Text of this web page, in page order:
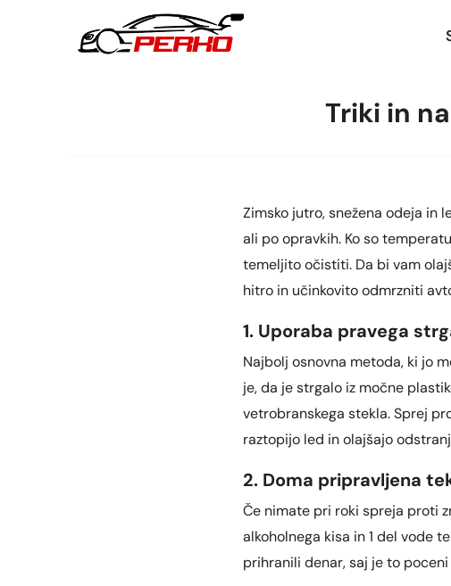
Triki in
Zimsko jutro, snežena odeja in
ali po opravkih. Ko so
temeljito očistiti. Da bi vam
hitro in učinkovito odmrzniti
1. Uporaba pravega
Najbolj osnovna metoda, ki jo
je, da je strgalo iz močne
vetrobranskega stekla. Sprej
raztopijo led in olajšajo
2. Doma pripravljena
Če nimate pri roki spreja proti
alkoholnega kisa in 1 del vode
prihranili denar, saj je to